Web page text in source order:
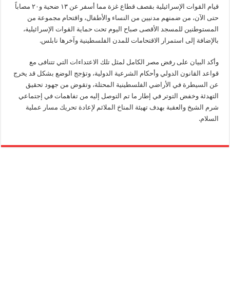
قيام القوات الإسرائيلية بقصف قطاع غزة مما أسفر عن ١٣ ضحية و٢٠ مصاباً
حتى الآن، من ضمنهم مدنيين من النساء والأطفال، واقتحام مجموعة من
المستوطنين للمسجد الأقصى صباح اليوم تحت حماية القوات الإسرائيلية،
بالإضافة إلى استمرار الاقتحامات للمدن الفلسطينية وآخرها نابلس.
وأكد البيان على رفض مصر الكامل لمثل تلك الاعتداءات التي تتنافى مع
قواعد القانون الدولي وأحكام الشرعية الدولية، وتؤجج الوضع بشكل قد يخرج
عن السيطرة في الأراضي الفلسطينية المحتلة، وتقوض من جهود تحقيق
التهدئة وخفض التوتر في إطار ما تم التوصل إليه من تفاهمات في إجتماعي
شرم الشيخ والعقبة بهدف تهيئة المناخ الملائم لإعادة تحريك مسار عملية
السلام.